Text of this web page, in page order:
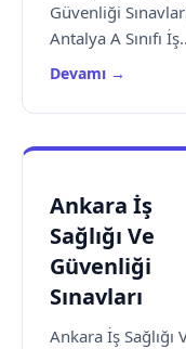
Güvenliği
Antalya A Sınıfı
Devamı →
Ankara İş
Sağlığı Ve
Güvenliği
Sınavları
Ankara İş Sağlığı